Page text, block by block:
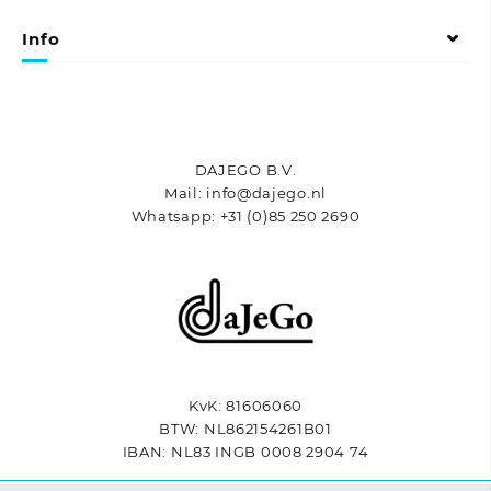
gekozen
worden
Info
DAJEGO B.V.
Mail: info@dajego.nl
Whatsapp: +31 (0)85 250 2690
KvK: 81606060
BTW: NL862154261B01
IBAN: NL83 INGB 0008 2904 74